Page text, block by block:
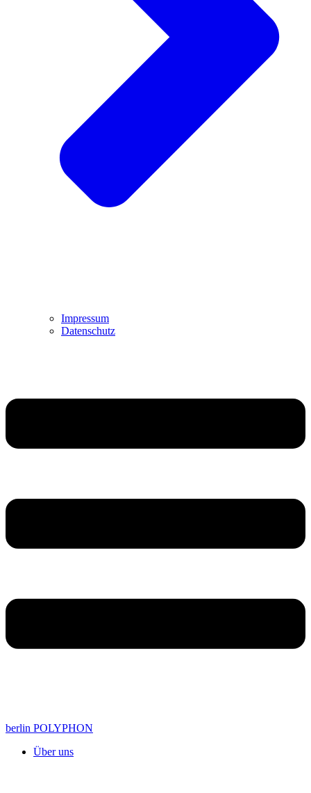
Impressum
Datenschutz
berlin POLYPHON
Über uns